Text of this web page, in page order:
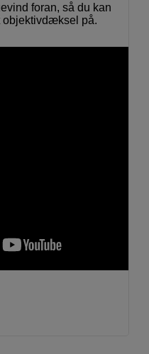
foran, så du kan
objektivdæksel på.